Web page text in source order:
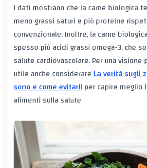
I dati mostrano che la carne biologica
meno grassi saturi e più proteine
convenzionale. Inoltre, la carne
spesso più acidi grassi omega-3, che
salute cardiovascolare. Per una visione
utile anche considerareLa verità sugli
sono e come evitarliper capire
alimenti sulla salute